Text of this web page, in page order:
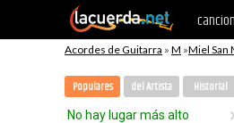
Acordes de Guitarra » M »Miel San
Populares del Artista Historial
No hay lugar más alto